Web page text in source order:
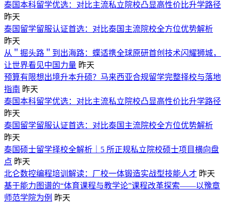
泰国本科留学优选：对比主流私立院校凸显高性价比升学路径
昨天
泰国留学留服认证首选：对比泰国主流院校全方位优势解析
昨天
从＂掘头路＂到出海路：蝶适携全球原研首创技术闪耀狮城，
让世界看见中国力量 昨天
预算有限想出境升本升硕？马来西亚合规留学完整择校与落地
指南 昨天
泰国本科留学优选：对比主流私立院校凸显高性价比升学路径
昨天
泰国留学留服认证首选：对比泰国主流院校全方位优势解析
昨天
泰国硕士留学择校全解析｜5 所正规私立院校硕士项目横向盘
点 昨天
北仑数控编程培训解读：厂校一体锻造实战型技能人才 昨天
基于能力图谱的“体育课程与教学论”课程改革探索——以豫章
师范学院为例 昨天